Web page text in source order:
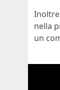
nella
un